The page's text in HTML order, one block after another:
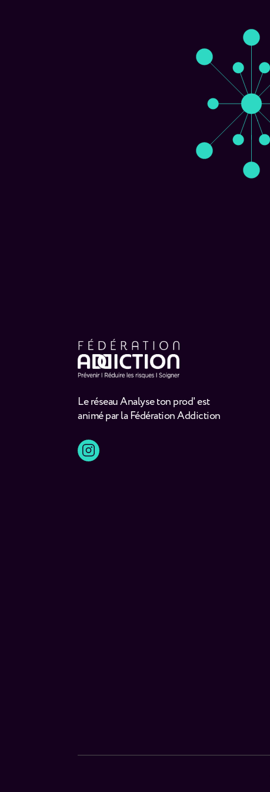
Le réseau Analyse ton prod' est
animé par la Fédération Addiction